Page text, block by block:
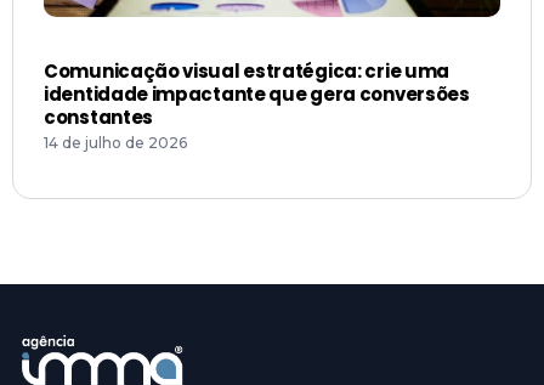
Comunicação visual estratégica: crie uma
identidade impactante que gera conversões
constantes
14 de julho de 2026